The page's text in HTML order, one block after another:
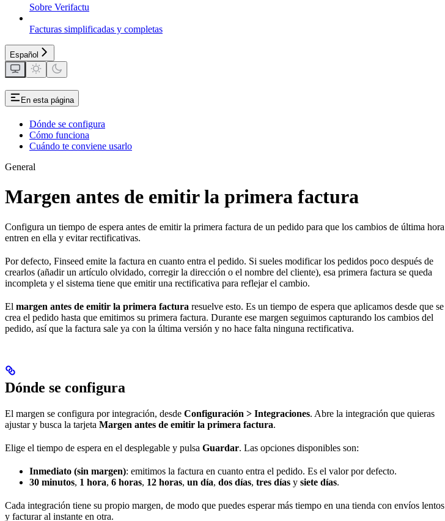
Sobre Verifactu
Facturas simplificadas y completas
Español
En esta página
Dónde se configura
Cómo funciona
Cuándo te conviene usarlo
General
Margen antes de emitir la primera factura
Configura un tiempo de espera antes de emitir la primera factura de un pedido para que los cambios de última hora
entren en ella y evitar rectificativas.
Por defecto, Finseed emite la factura en cuanto entra el pedido. Si sueles modificar los pedidos poco después de
crearlos (añadir un artículo olvidado, corregir la dirección o el nombre del cliente), esa primera factura se queda
incompleta y el sistema tiene que emitir una rectificativa para reflejar el cambio.
El margen antes de emitir la primera factura resuelve esto. Es un tiempo de espera que aplicamos desde que se
crea el pedido hasta que emitimos su primera factura. Durante ese margen seguimos capturando los cambios del
pedido, así que la factura sale ya con la última versión y no hace falta ninguna rectificativa.
Dónde se configura
El margen se configura por integración, desde Configuración > Integraciones. Abre la integración que quieras
ajustar y busca la tarjeta Margen antes de emitir la primera factura.
Elige el tiempo de espera en el desplegable y pulsa Guardar. Las opciones disponibles son:
Inmediato (sin margen): emitimos la factura en cuanto entra el pedido. Es el valor por defecto.
30 minutos, 1 hora, 6 horas, 12 horas, un día, dos días, tres días y siete días.
Cada integración tiene su propio margen, de modo que puedes esperar más tiempo en una tienda con envíos lentos
y facturar al instante en otra.